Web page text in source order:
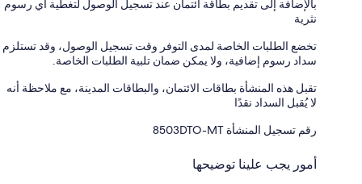
بالإضافة إلى تقديم بطاقة ائتمان عند تسجيل الوصول لتغطية أي رسوم
نثرية
تخضع الطلبات الخاصة لمدى التوفر وقت تسجيل الوصول، وقد تستلزم
سداد رسوم إضافية، ولا يمكن ضمان تلبية الطلبات الخاصة.
تقبل هذه المنشأة بطاقات الائتمان، والبطاقات المدينة، مع ملاحظة أنه
لا يُقبل السداد نقدًا
رقم تسجيل المنشأة ⁦8503DTO-MT⁩
أمور يجب علينا توضيحها